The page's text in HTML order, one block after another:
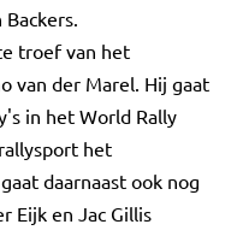
Backers.
troef van het
van der Marel. Hij gaat
in het World Rally
het
daarnaast ook nog
Eijk en Jac Gillis